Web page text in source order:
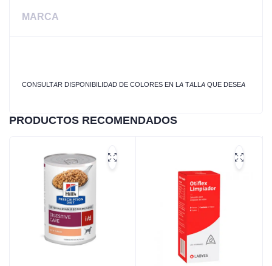
MARCA
CONSULTAR DISPONIBILIDAD DE COLORES EN LA TALLA QUE DESEA
PRODUCTOS RECOMENDADOS